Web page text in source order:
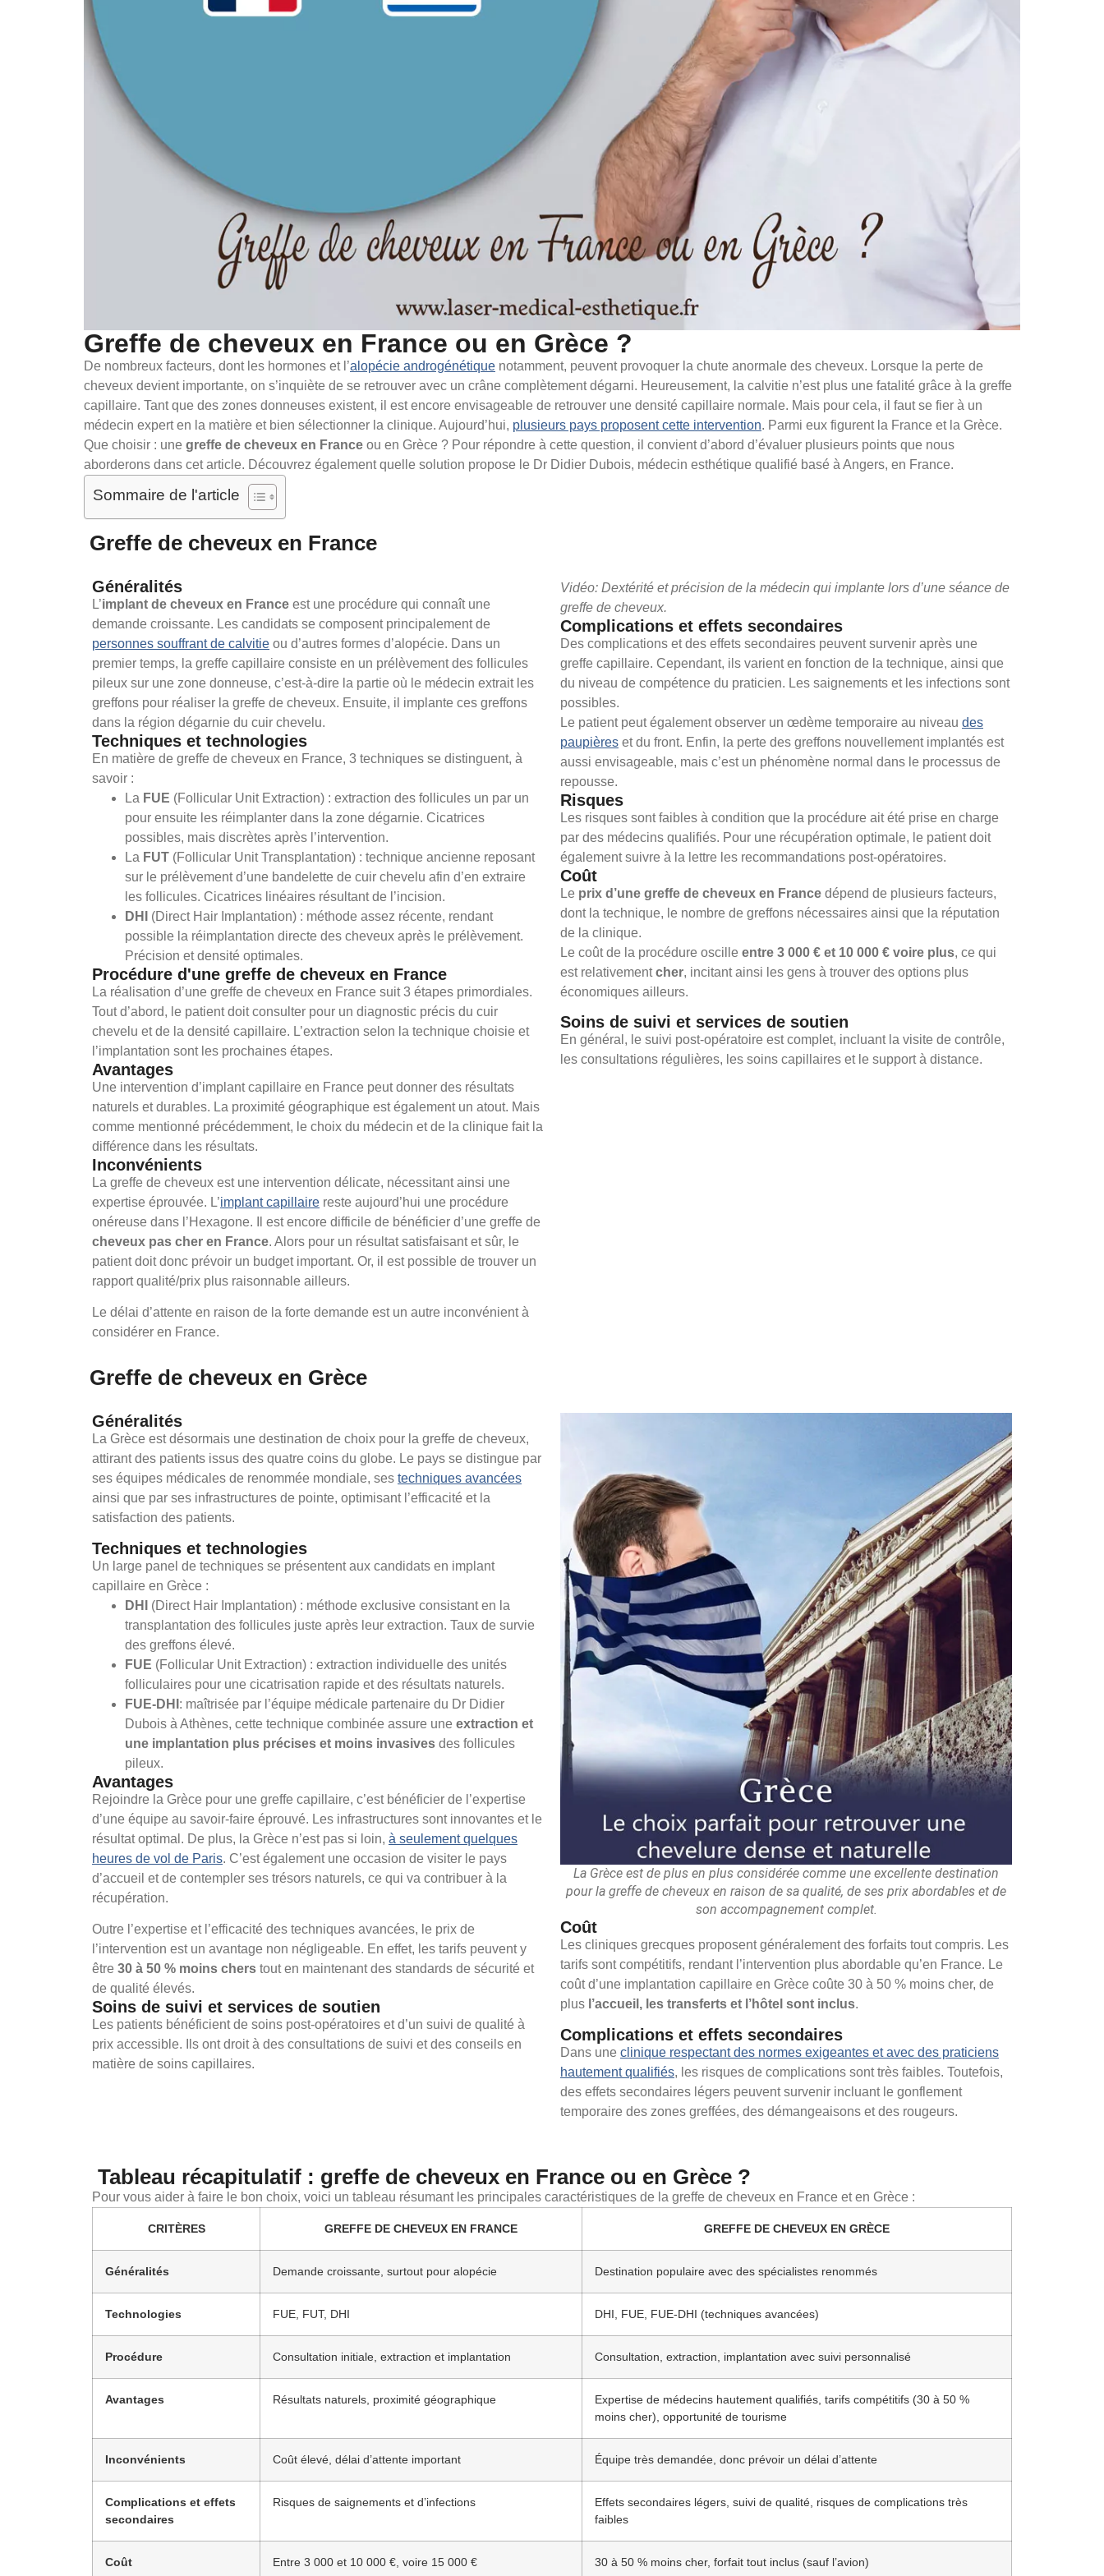
Greffe de cheveux en France ou en Grèce ?
De nombreux facteurs, dont les hormones et l’alopécie androgénétique notamment, peuvent provoquer la chute anormale des cheveux. Lorsque la perte de
cheveux devient importante, on s’inquiète de se retrouver avec un crâne complètement dégarni. Heureusement, la calvitie n’est plus une fatalité grâce à la greffe
capillaire. Tant que des zones donneuses existent, il est encore envisageable de retrouver une densité capillaire normale. Mais pour cela, il faut se fier à un
médecin expert en la matière et bien sélectionner la clinique. Aujourd’hui, plusieurs pays proposent cette intervention. Parmi eux figurent la France et la Grèce.
Que choisir : une greffe de cheveux en France ou en Grèce ? Pour répondre à cette question, il convient d’abord d’évaluer plusieurs points que nous
aborderons dans cet article. Découvrez également quelle solution propose le Dr Didier Dubois, médecin esthétique qualifié basé à Angers, en France.
Sommaire de l'article
Greffe de cheveux en France
Généralités
L’implant de cheveux en France est une procédure qui connaît une
demande croissante. Les candidats se composent principalement de
personnes souffrant de calvitie ou d’autres formes d’alopécie. Dans un
premier temps, la greffe capillaire consiste en un prélèvement des follicules
pileux sur une zone donneuse, c’est-à-dire la partie où le médecin extrait les
greffons pour réaliser la greffe de cheveux. Ensuite, il implante ces greffons
dans la région dégarnie du cuir chevelu.
Techniques et technologies
En matière de greffe de cheveux en France, 3 techniques se distinguent, à
savoir :
La FUE (Follicular Unit Extraction) : extraction des follicules un par un
pour ensuite les réimplanter dans la zone dégarnie. Cicatrices
possibles, mais discrètes après l’intervention.
La FUT (Follicular Unit Transplantation) : technique ancienne reposant
sur le prélèvement d’une bandelette de cuir chevelu afin d’en extraire
les follicules. Cicatrices linéaires résultant de l’incision.
DHI
(Direct Hair Implantation) : méthode assez récente, rendant
possible la réimplantation directe des cheveux après le prélèvement.
Précision et densité optimales.
Procédure d'une greffe de cheveux en France
La réalisation d’une greffe de cheveux en France suit 3 étapes primordiales.
Tout d’abord, le patient doit consulter pour un diagnostic précis du cuir
chevelu et de la densité capillaire. L’extraction selon la technique choisie et
l’implantation sont les prochaines étapes.
Avantages
Une intervention d’implant capillaire en France peut donner des résultats
naturels et durables. La proximité géographique est également un atout. Mais
comme mentionné précédemment, le choix du médecin et de la clinique fait la
différence dans les résultats.
Inconvénients
La greffe de cheveux est une intervention délicate, nécessitant ainsi une
expertise éprouvée. L’implant capillaire reste aujourd’hui une procédure
onéreuse dans l’Hexagone. Il est encore difficile de bénéficier d’une greffe de
cheveux pas cher en France. Alors pour un résultat satisfaisant et sûr, le
patient doit donc prévoir un budget important. Or, il est possible de trouver un
rapport qualité/prix plus raisonnable ailleurs.
Le délai d’attente en raison de la forte demande est un autre inconvénient à
considérer en France.
Vidéo: Dextérité et précision de la médecin qui implante lors d’une séance de
greffe de cheveux.
Complications et effets secondaires
Des complications et des effets secondaires peuvent survenir après une
greffe capillaire. Cependant, ils varient en fonction de la technique, ainsi que
du niveau de compétence du praticien. Les saignements et les infections sont
possibles.
Le patient peut également observer un œdème temporaire au niveau des
paupières et du front. Enfin, la perte des greffons nouvellement implantés est
aussi envisageable, mais c’est un phénomène normal dans le processus de
repousse.
Risques
Les risques sont faibles à condition que la procédure ait été prise en charge
par des médecins qualifiés. Pour une récupération optimale, le patient doit
également suivre à la lettre les recommandations post-opératoires.
Coût
Le prix d’une greffe de cheveux en France dépend de plusieurs facteurs,
dont la technique, le nombre de greffons nécessaires ainsi que la réputation
de la clinique.
Le coût de la procédure oscille entre 3 000 € et 10 000 € voire plus, ce qui
est relativementcher, incitant ainsi les gens à trouver des options plus
économiques ailleurs.
Soins de suivi et services de soutien
En général, le suivi post-opératoire est complet, incluant la visite de contrôle,
les consultations régulières, les soins capillaires et le support à distance.
Greffe de cheveux en Grèce
Généralités
La Grèce est désormais une destination de choix pour la greffe de cheveux,
attirant des patients issus des quatre coins du globe. Le pays se distingue par
ses équipes médicales de renommée mondiale, ses techniques avancées
ainsi que par ses infrastructures de pointe, optimisant l’efficacité et la
satisfaction des patients.
Techniques et technologies
Un large panel de techniques se présentent aux candidats en implant
capillaire en Grèce :
DHI
(Direct Hair Implantation) : méthode exclusive consistant en la
transplantation des follicules juste après leur extraction. Taux de survie
des greffons élevé.
FUE (Follicular Unit Extraction) : extraction individuelle des unités
folliculaires pour une cicatrisation rapide et des résultats naturels.
FUE-DHI : maîtrisée par l’équipe médicale partenaire du Dr Didier
Dubois à Athènes, cette technique combinée assure une extraction et
une implantation plus précises et moins invasives des follicules
pileux.
Avantages
Rejoindre la Grèce pour une greffe capillaire, c’est bénéficier de l’expertise
d’une équipe au savoir-faire éprouvé. Les infrastructures sont innovantes et le
résultat optimal. De plus, la Grèce n’est pas si loin, à seulement quelques
heures de vol de Paris. C’est également une occasion de visiter le pays
d’accueil et de contempler ses trésors naturels, ce qui va contribuer à la
récupération.
Outre l’expertise et l’efficacité des techniques avancées, le prix de
l’intervention est un avantage non négligeable. En effet, les tarifs peuvent y
être 30 à 50 % moins chers tout en maintenant des standards de sécurité et
de qualité élevés.
Soins de suivi et services de soutien
Les patients bénéficient de soins post-opératoires et d’un suivi de qualité à
prix accessible. Ils ont droit à des consultations de suivi et des conseils en
matière de soins capillaires.
La Grèce est de plus en plus considérée comme une excellente destination
pour la greffe de cheveux en raison de sa qualité, de ses prix abordables et de
son accompagnement complet.
Coût
Les cliniques grecques proposent généralement des forfaits tout compris. Les
tarifs sont compétitifs, rendant l’intervention plus abordable qu’en France. Le
coût d’une implantation capillaire en Grèce coûte 30 à 50 % moins cher, de
plus l’accueil, les transferts et l’hôtel sont inclus.
Complications et effets secondaires
Dans une clinique respectant des normes exigeantes et avec des praticiens
hautement qualifiés, les risques de complications sont très faibles. Toutefois,
des effets secondaires légers peuvent survenir incluant le gonflement
temporaire des zones greffées, des démangeaisons et des rougeurs.
Tableau récapitulatif : greffe de cheveux en France ou en Grèce ?
Pour vous aider à faire le bon choix, voici un tableau résumant les principales caractéristiques de la greffe de cheveux en France et en Grèce :
CRITÈRES GREFFE DE CHEVEUX EN FRANCE GREFFE DE CHEVEUX EN GRÈCE
Généralités Demande croissante, surtout pour alopécie Destination populaire avec des spécialistes renommés
Technologies FUE, FUT, DHI DHI, FUE, FUE-DHI (techniques avancées)
Procédure Consultation initiale, extraction et implantation Consultation, extraction, implantation avec suivi personnalisé
Avantages Résultats naturels, proximité géographique
Expertise de médecins hautement qualifiés, tarifs compétitifs (30 à 50 %
moins cher), opportunité de tourisme
Inconvénients Coût élevé, délai d’attente important Équipe très demandée, donc prévoir un délai d’attente
Complications et effets
secondaires
Risques de saignements et d’infections
Effets secondaires légers, suivi de qualité, risques de complications très
faibles
Coût Entre 3 000 et 10 000 €, voire 15 000 € 30 à 50 % moins cher, forfait tout inclus (sauf l’avion)